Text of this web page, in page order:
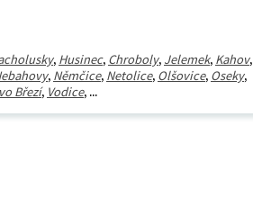
, Husinec, Chroboly, Jelemek, Kahov,
, Němčice, Netolice, Olšovice, Oseky,
Březí, Vodice, ...